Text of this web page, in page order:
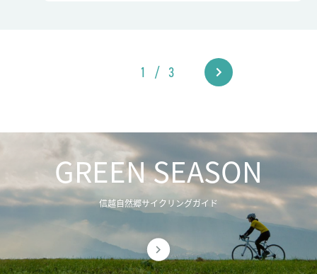
1 / 3 >
GREEN SEASON
信越自然郷サイクリングガイド